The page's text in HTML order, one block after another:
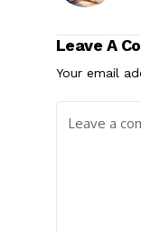
Leave A
Your email